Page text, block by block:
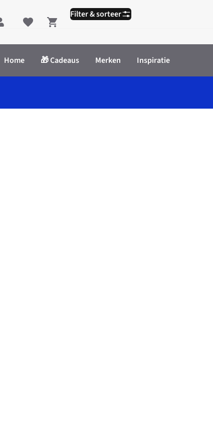
Shopping cart
Home 🎁 Cadeaus Merken Inspiratie
Filter & sorteer